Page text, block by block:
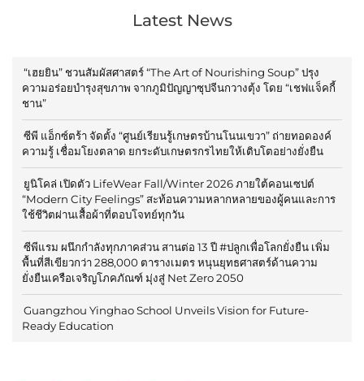
Latest News
“เฮยยิน” ชวนสัมผัสศาสตร์ “The Art of Nourishing Soup” ปรุง
ความอร่อยบำรุงสุขภาพ จากภูมิปัญญาซุปจีนกวางตุ้ง โดย “เชฟแจ็คกี้
ชาน”
ซีพี แอ็กซ์ตร้า จัดตั้ง “ศูนย์เรียนรู้เกษตรบ้านโนนเขวา” ถ่ายทอดองค์
ความรู้ เชื่อมโยงตลาด ยกระดับเกษตรกรไทยให้เติบโตอย่างยั่งยืน
ยูนิโคล่ เปิดตัว LifeWear Fall/Winter 2026 ภายใต้คอนเซปต์
“Modern City Feelings” สะท้อนความหลากหลายของผู้คนและการ
ใช้ชีวิตผ่านเสื้อผ้าที่ตอบโจทย์ทุกวัน
ซีพีแรม ผนึกกำลังทุกภาคส่วน สานต่อ 13 ปี #ปลูกเพื่อโลกยั่งยืน เพิ่ม
พื้นที่สีเขียวกว่า 288,000 ตารางเมตร หนุนยุทธศาสตร์ด้านความ
ยั่งยืนเครือเจริญโภคภัณฑ์ มุ่งสู่ Net Zero 2050
Guangzhou Yinghao School Unveils Vision for Future-
Ready Education